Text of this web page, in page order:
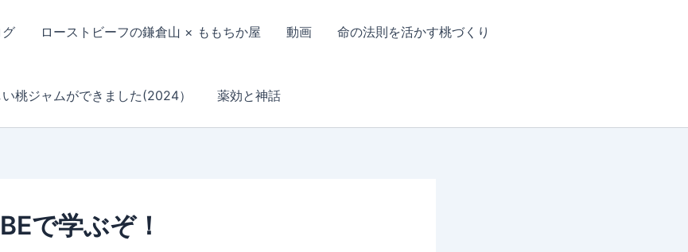
ローストビーフの鎌倉山 × ももちか屋 動画 命の法則を活かす桃づくり
桃ジャムができました(2024） 薬効と神話
で学ぶぞ！